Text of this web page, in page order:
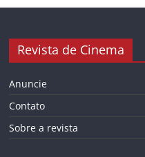
Revista de Cinema
Anuncie
Contato
Sobre a revista